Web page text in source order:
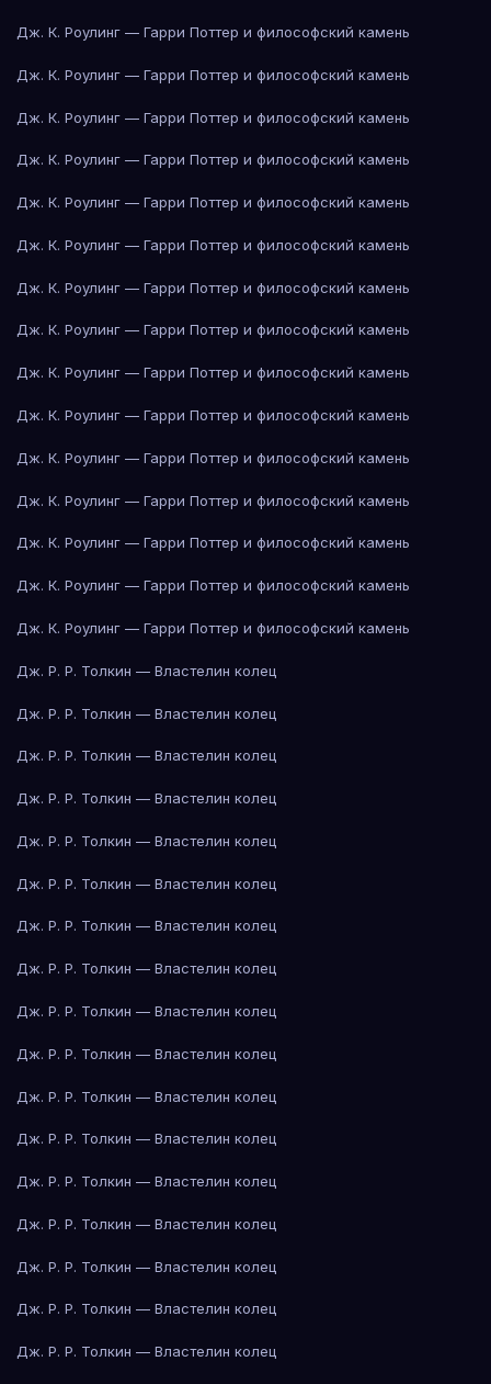
Дж. К. Роулинг — Гарри Поттер и философский камень
Дж. К. Роулинг — Гарри Поттер и философский камень
Дж. К. Роулинг — Гарри Поттер и философский камень
Дж. К. Роулинг — Гарри Поттер и философский камень
Дж. К. Роулинг — Гарри Поттер и философский камень
Дж. К. Роулинг — Гарри Поттер и философский камень
Дж. К. Роулинг — Гарри Поттер и философский камень
Дж. К. Роулинг — Гарри Поттер и философский камень
Дж. К. Роулинг — Гарри Поттер и философский камень
Дж. К. Роулинг — Гарри Поттер и философский камень
Дж. К. Роулинг — Гарри Поттер и философский камень
Дж. К. Роулинг — Гарри Поттер и философский камень
Дж. К. Роулинг — Гарри Поттер и философский камень
Дж. К. Роулинг — Гарри Поттер и философский камень
Дж. К. Роулинг — Гарри Поттер и философский камень
Дж. Р. Р. Толкин — Властелин колец
Дж. Р. Р. Толкин — Властелин колец
Дж. Р. Р. Толкин — Властелин колец
Дж. Р. Р. Толкин — Властелин колец
Дж. Р. Р. Толкин — Властелин колец
Дж. Р. Р. Толкин — Властелин колец
Дж. Р. Р. Толкин — Властелин колец
Дж. Р. Р. Толкин — Властелин колец
Дж. Р. Р. Толкин — Властелин колец
Дж. Р. Р. Толкин — Властелин колец
Дж. Р. Р. Толкин — Властелин колец
Дж. Р. Р. Толкин — Властелин колец
Дж. Р. Р. Толкин — Властелин колец
Дж. Р. Р. Толкин — Властелин колец
Дж. Р. Р. Толкин — Властелин колец
Дж. Р. Р. Толкин — Властелин колец
Дж. Р. Р. Толкин — Властелин колец